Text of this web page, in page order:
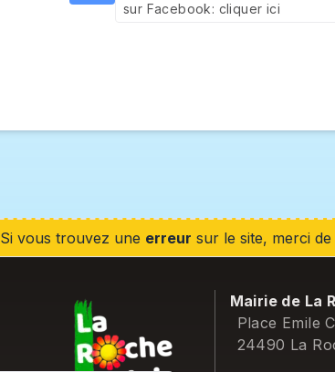
sur Facebook: cliquer ici
Si vous trouvez une erreur sur le site, merci
Mairie de La
Place Emile
24490 La